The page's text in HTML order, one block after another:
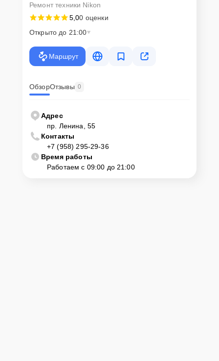
Ремонт техники Nikon
5,00 оценки
Открыто до 21:00
Маршрут
ОбзорОтзывы 0
Адрес
пр. Ленина, 55
Контакты
+7 (958) 295-29-36
Время работы
Работаем с 09:00 до 21:00